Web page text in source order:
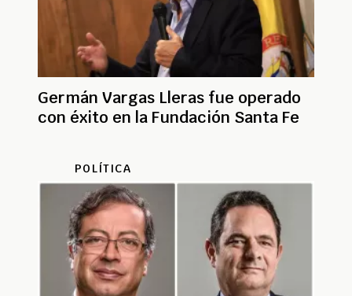
Germán Vargas Lleras fue operado
con éxito en la Fundación Santa Fe
POLÍTICA